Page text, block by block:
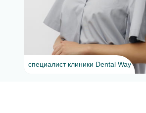
специалист клиники Dental Way